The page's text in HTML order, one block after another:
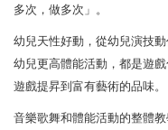
多次，做多次」。
幼兒天性好動，從幼兒演技
幼兒更高體能活動，都是遊
遊戲提昇到富有藝術的品味。
音樂歌舞和體能活動的整體